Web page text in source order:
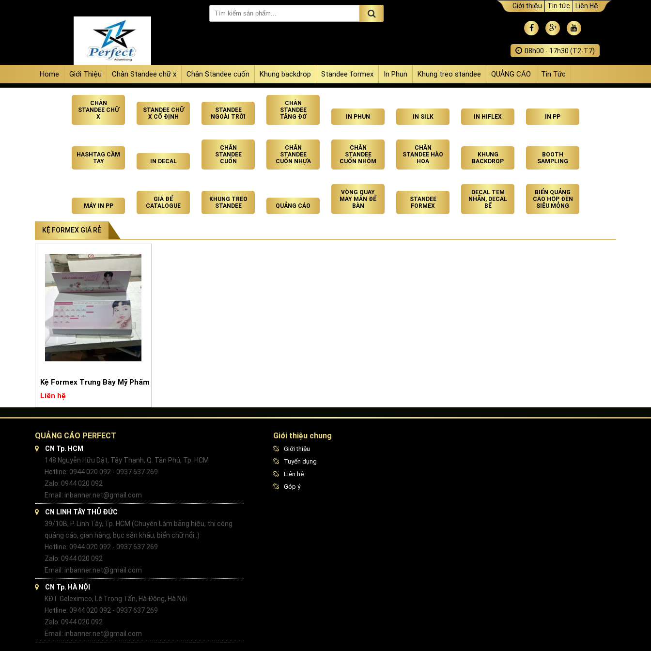
Giới thiệu Tin tức Liên Hệ
08h00 - 17h30 (T2-T7)
Home Giới Thiệu Chân Standee chữ x Chân Standee cuốn Khung backdrop Standee formex In Phun Khung treo standee QUẢNG CÁO Tin Tức
CHÂN
STANDEE CHỮ
X
STANDEE CHỮ
X CỐ ĐỊNH
STANDEE
NGOÀI TRỜI
CHÂN
STANDEE
TĂNG ĐƠ
IN PHUN IN SILK IN HIFLEX IN PP
HASHTAG CẦM
TAY
IN DECAL
CHÂN
STANDEE
CUỐN
CHÂN
STANDEE
CUỐN NHỰA
CHÂN
STANDEE
CUỐN NHÔM
CHÂN
STANDEE HÀO
HOA
KHUNG
BACKDROP
BOOTH
SAMPLING
MÁY IN PP
GIÁ ĐỂ
CATALOGUE
KHUNG TREO
STANDEE
QUẢNG CÁO
VÒNG QUAY
MAY MẮN ĐỂ
BÀN
STANDEE
FORMEX
DECAL TEM
NHÃN, DECAL
BẾ
BIỂN QUẢNG
CÁO HỘP ĐÈN
SIÊU MỎNG
KỆ FORMEX GIÁ RẺ
Kệ Formex Trưng Bày Mỹ Phẩm
Liên hệ
QUẢNG CÁO PERFECT
CN Tp. HCM
148 Nguyễn Hữu Dật, Tây Thạnh, Q. Tân Phú, Tp. HCM
Hotline: 0944 020 092 - 0937 637 269
Zalo: 0944 020 092
Email: inbanner.net@gmail.com
CN LINH TÂY THỦ ĐỨC
39/10B, P. Linh Tây, Tp. HCM (Chuyên Làm bảng hiệu, thi công
quảng cáo, gian hàng, bục sân khấu, biển chữ nổi..)
Hotline: 0944 020 092 - 0937 637 269
Zalo: 0944 020 092
Email: inbanner.net@gmail.com
CN Tp. HÀ NỘI
KĐT Geleximco, Lê Trọng Tấn, Hà Đông, Hà Nội
Hotline: 0944 020 092 - 0937 637 269
Zalo: 0944 020 092
Email: inbanner.net@gmail.com
Giới thiệu chung
Giới thiệu
Tuyển dụng
Liên hệ
Góp ý